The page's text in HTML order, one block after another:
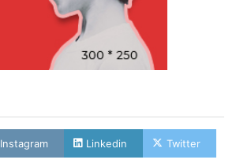
Instagram Linkedin Twitter